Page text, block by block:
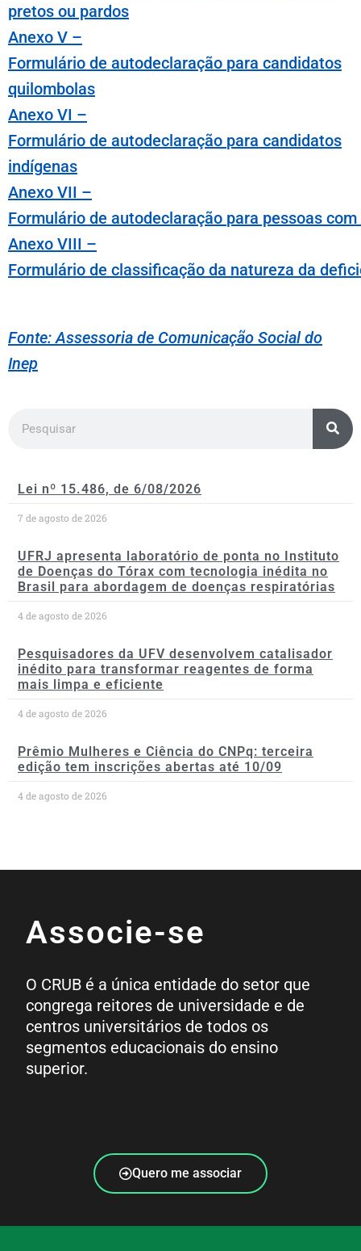
pretos ou pardos
Anexo V –
Formulário de autodeclaração para candidatos
quilombolas
Anexo VI –
Formulário de autodeclaração para candidatos
indígenas
Anexo VII –
Formulário de autodeclaração para pessoas com
Anexo VIII –
Formulário de classificação da natureza da de
Fonte: Assessoria de Comunicação Social do
Inep
Lei nº 15.486, de 6/08/2026
7 de agosto de 2026
UFRJ apresenta laboratório de ponta no Instituto
de Doenças do Tórax com tecnologia inédita no
Brasil para abordagem de doenças respiratórias
4 de agosto de 2026
Pesquisadores da UFV desenvolvem catalisador
inédito para transformar reagentes de forma
mais limpa e eficiente
4 de agosto de 2026
Prêmio Mulheres e Ciência do CNPq: terceira
edição tem inscrições abertas até 10/09
4 de agosto de 2026
Associe-se
O CRUB é a única entidade do setor que
congrega reitores de universidade e de
centros universitários de todos os
segmentos educacionais do ensino
superior.
Quero me associar